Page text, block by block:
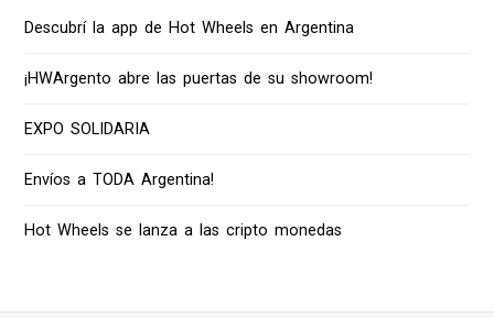
Descubrí la app de Hot Wheels en Argentina
¡HWArgento abre las puertas de su showroom!
EXPO SOLIDARIA
Envíos a TODA Argentina!
Hot Wheels se lanza a las cripto monedas